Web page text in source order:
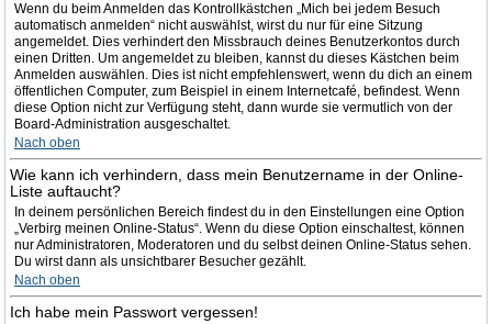
Wenn du beim Anmelden das Kontrollkästchen „Mich bei jedem Besuch
automatisch anmelden“ nicht auswählst, wirst du nur für eine Sitzung
angemeldet. Dies verhindert den Missbrauch deines Benutzerkontos durch
einen Dritten. Um angemeldet zu bleiben, kannst du dieses Kästchen beim
Anmelden auswählen. Dies ist nicht empfehlenswert, wenn du dich an einem
öffentlichen Computer, zum Beispiel in einem Internetcafé, befindest. Wenn
diese Option nicht zur Verfügung steht, dann wurde sie vermutlich von der
Board-Administration ausgeschaltet.
Nach oben
Wie kann ich verhindern, dass mein Benutzername in der Online-
Liste auftaucht?
In deinem persönlichen Bereich findest du in den Einstellungen eine Option
„Verbirg meinen Online-Status“. Wenn du diese Option einschaltest, können
nur Administratoren, Moderatoren und du selbst deinen Online-Status sehen.
Du wirst dann als unsichtbarer Besucher gezählt.
Nach oben
Ich habe mein Passwort vergessen!